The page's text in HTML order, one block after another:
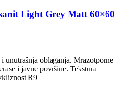
Light Grey Matt 60×60
unutrašnja oblaganja. Mrazotporne
i javne površine. Tekstura
R9